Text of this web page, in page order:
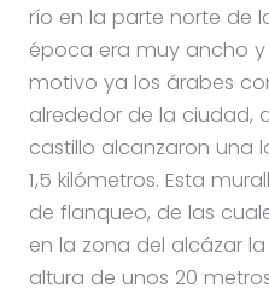
río en la parte norte de
época era muy ancho y
motivo ya los árabes
alrededor de la ciudad,
castillo alcanzaron una
1,5 kilómetros. Esta
de flanqueo, de las
en la zona del alcázar
altura de unos 20